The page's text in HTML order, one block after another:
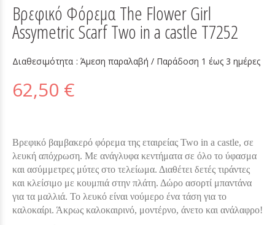
Βρεφικό Φόρεμα The Flower Girl
Assymetric Scarf Two in a castle T7252
Διαθεσιμότητα :Άμεση παραλαβή / Παράδoση 1 έως 3 ημέρες
62,50 €
Βρεφικό βαμβακερό φόρεμα της εταιρείας Two in a castle, σε
λευκή απόχρωση. Με ανάγλυφα κεντήματα σε όλο το ύφασμα
και ασύμμετρες μύτες στο τελείωμα. Διαθέτει δετές τιράντες
και κλείσιμο με κουμπιά στην πλάτη. Δώρο ασορτί μπαντάνα
για τα μαλλιά. Το λευκό είναι νούμερο ένα τάση για το
καλοκαίρι. Άκρως καλοκαιρινό, μοντέρνο, άνετο και ανάλαφρο!